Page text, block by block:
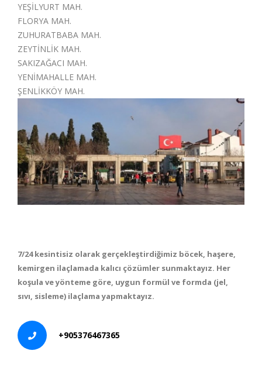
YEŞİLYURT MAH.
FLORYA MAH.
ZUHURATBABA MAH.
ZEYTİNLİK MAH.
SAKIZAĞACI MAH.
YENİMAHALLE MAH.
ŞENLİKKÖY MAH.
7/24 kesintisiz olarak gerçekleştirdiğimiz böcek, haşere,
kemirgen ilaçlamada kalıcı çözümler sunmaktayız. Her
koşula ve yönteme göre, uygun formül ve formda (jel,
sıvı, sisleme) ilaçlama yapmaktayız.
+905376467365